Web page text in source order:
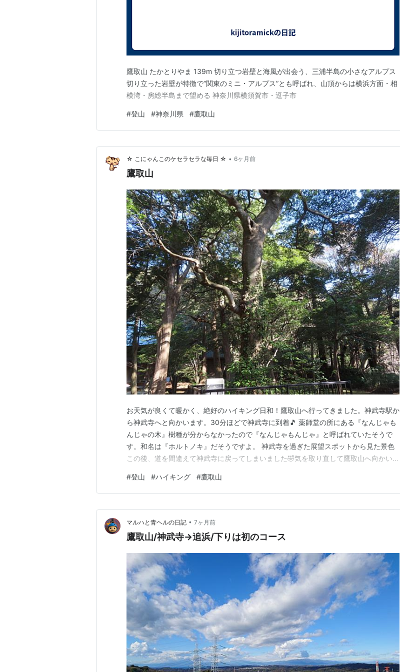
鷹取山 たかとりやま 139m 切り立つ岩壁と海風が出会う、三浦半島の小さなアルプス
切り立った岩壁が特徴で“関東のミニ・アルプス”とも呼ばれ、山頂からは横浜方面・相
模湾・房総半島まで望める 神奈川県横須賀市・逗子市
#登山 #神奈川県 #鷹取山
☆ こにゃんこのケセラセラな毎日 ☆ • 6ヶ月前
鷹取山
お天気が良くて暖かく、絶好のハイキング日和！鷹取山へ行ってきました。神武寺駅か
ら神武寺へと向かいます。30分ほどで神武寺に到着🎵 薬師堂の所にある『なんじゃも
んじゃの木』樹種が分からなかったので『なんじゃもんじゃ』と呼ばれていたそうで
す。和名は『ホルトノキ』だそうですよ。 神武寺を過ぎた展望スポットから見た景色
この後、道を間違えて神武寺に戻ってしまいました🤣気を取り直して鷹取山へ向かいま
ら鎖は必要かも・・・ 鷹取山が見えてきました！ロッククライミングしている人がた
くさんいました。岩場の上に白い展望台があるのが見えます…
#登山 #ハイキング #鷹取山
マルハと青ヘルの日記 • 7ヶ月前
鷹取山/神武寺→追浜/下りは初のコース